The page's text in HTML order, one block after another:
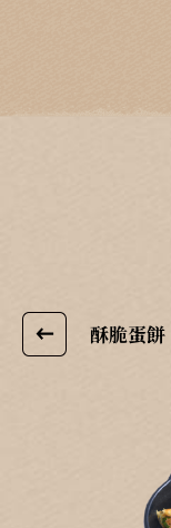
漢堡 酥脆蛋餅